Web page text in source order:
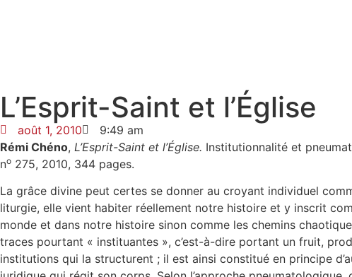
L’Esprit-Saint et l’Église
août 1, 2010
9:49 am
Rémi Chéno, L’Esprit-Saint et l’Église. Institutionnalité et
no 275, 2010, 344 pages.
La grâce divine peut certes se donner au croyant individuel
liturgie, elle vient habiter réellement notre histoire et y inscrit
monde et dans notre histoire sinon comme les chemins
traces pourtant « instituantes », c’est-à-dire portant un fruit,
institutions qui la structurent ; il est ainsi constitué en principe